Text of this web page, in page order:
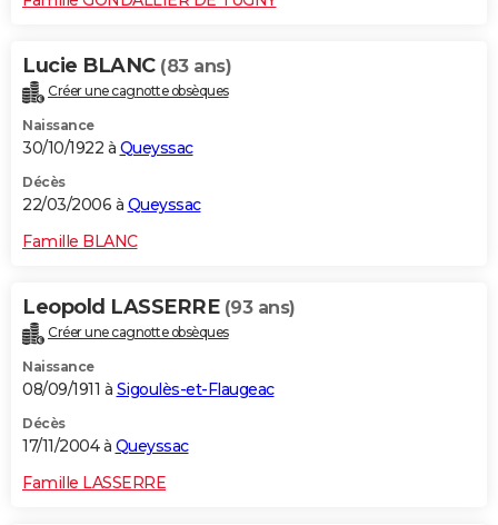
Lucie BLANC (83 ans)
Créer une cagnotte obsèques
Naissance
30/10/1922 à Queyssac
Décès
22/03/2006 à Queyssac
Famille BLANC
Leopold LASSERRE (93 ans)
Créer une cagnotte obsèques
Naissance
08/09/1911 à Sigoulès-et-Flaugeac
Décès
17/11/2004 à Queyssac
Famille LASSERRE